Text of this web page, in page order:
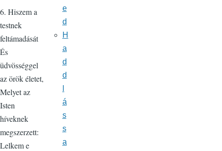
6. Hiszem a
testnek
feltámadását
És
üdvösséggel
az örök életet,
Melyet az
Isten
híveknek
megszerzett:
Lelkem e
e
d
H
a
d
d
á
s
s
a